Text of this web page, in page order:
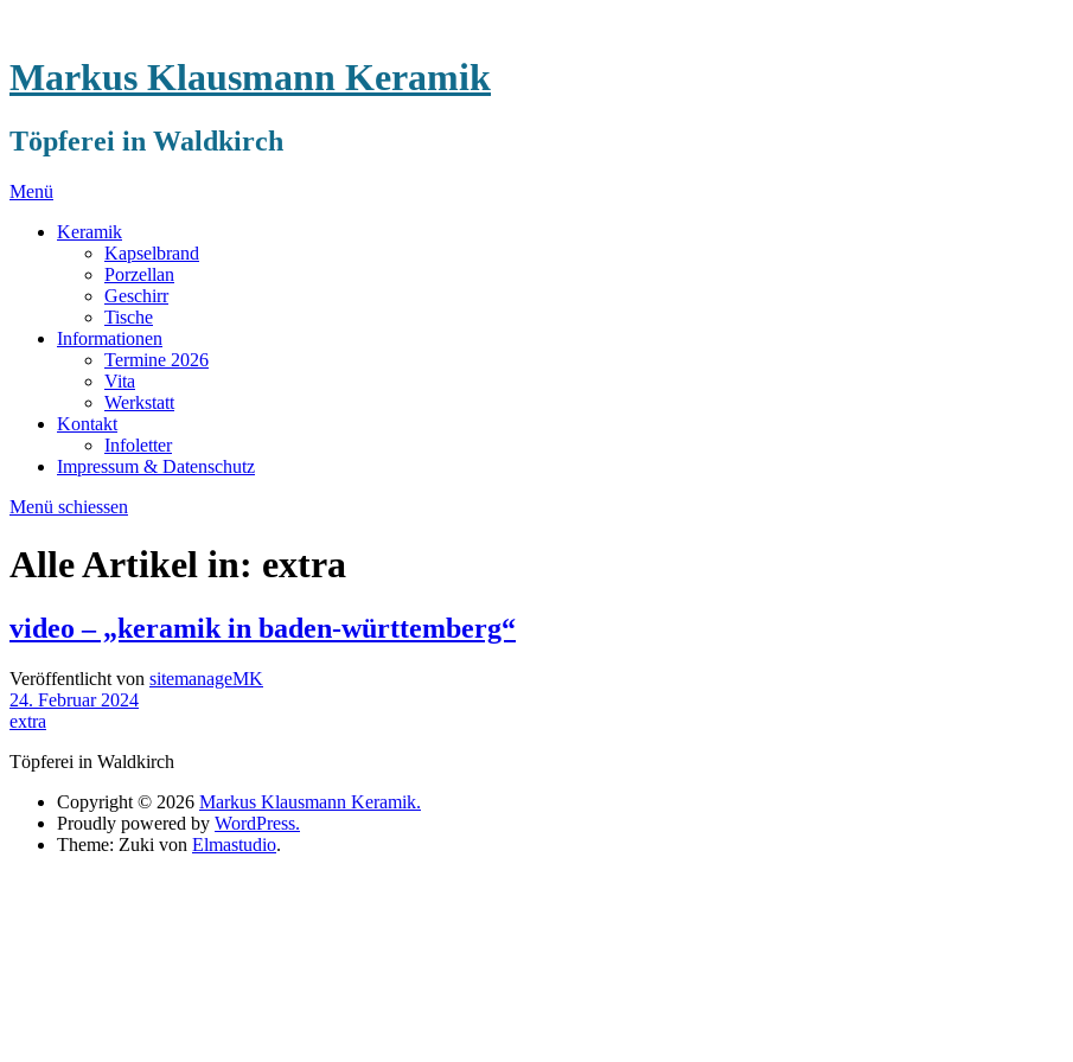
Markus Klausmann Keramik
Töpferei in Waldkirch
Menü
Keramik
Kapselbrand
Porzellan
Geschirr
Tische
Informationen
Termine 2026
Vita
Werkstatt
Kontakt
Infoletter
Impressum & Datenschutz
Menü schiessen
Alle Artikel in: extra
video – „keramik in baden-württemberg“
Veröffentlicht von sitemanageMK
24. Februar 2024
extra
Töpferei in Waldkirch
Copyright © 2026 Markus Klausmann Keramik.
Proudly powered by WordPress.
Theme: Zuki von Elmastudio.